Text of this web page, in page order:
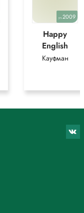
уч.2009
Happy
English
Кауфман